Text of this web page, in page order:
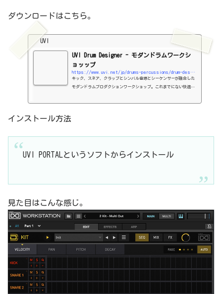
ダウンロードはこちら。
UVI
UVI Drum Designer - モダンドラムワークシ
ョッップ
https://www.uvi.net/jp/drums-percussions/drum-designer.html
キック、スネア、クラップとシンバル音源とシーケンサーが融合した
モダンドラムプロダクションワークショップ。これまでにない快適で
インストール方法
UVI PORTALというソフトからインストール
見た目はこんな感じ。